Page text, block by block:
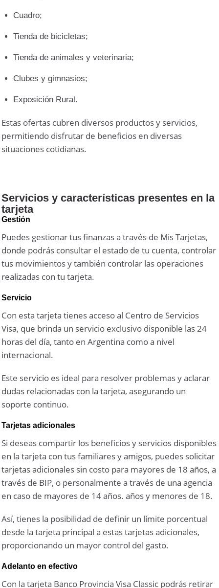
Cuadro;
Tienda de bicicletas;
Tienda de animales y veterinaria;
Clubes y gimnasios;
Exposición Rural.
Estas ofertas cubren diversos productos y servicios,
permitiendo disfrutar de beneficios en diversas
situaciones cotidianas.
Servicios y características presentes en la
tarjeta
Gestión
Puedes gestionar tus finanzas a través de Mis Tarjetas,
donde podrás consultar el estado de tu cuenta, controlar
tus movimientos y también controlar las operaciones
realizadas con tu tarjeta.
Servicio
Con esta tarjeta tienes acceso al Centro de Servicios
Visa, que brinda un servicio exclusivo disponible las 24
horas del día, tanto en Argentina como a nivel
internacional.
Este servicio es ideal para resolver problemas y aclarar
dudas relacionadas con la tarjeta, asegurando un
soporte continuo.
Tarjetas adicionales
Si deseas compartir los beneficios y servicios disponibles
en la tarjeta con tus familiares y amigos, puedes solicitar
tarjetas adicionales sin costo para mayores de 18 años, a
través de BIP, o personalmente a través de una agencia
en caso de mayores de 14 años. años y menores de 18.
Así, tienes la posibilidad de definir un límite porcentual
desde la tarjeta principal a estas tarjetas adicionales,
proporcionando un mayor control del gasto.
Adelanto en efectivo
Con la tarjeta Banco Provincia Visa Classic podrás retirar